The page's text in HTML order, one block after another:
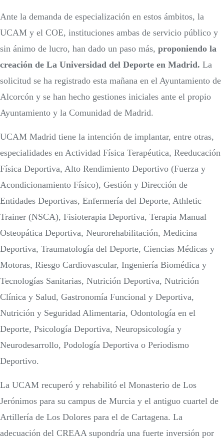
Ante la demanda de especialización en estos ámbitos, la
UCAM y el COE, instituciones ambas de servicio público y
sin ánimo de lucro, han dado un paso más, proponiendo la
creación de La Universidad del Deporte en Madrid. La
solicitud se ha registrado esta mañana en el Ayuntamiento de
Alcorcón y se han hecho gestiones iniciales ante el propio
Ayuntamiento y la Comunidad de Madrid.
UCAM Madrid tiene la intención de implantar, entre otras,
especialidades en Actividad Física Terapéutica, Reeducación
Física Deportiva, Alto Rendimiento Deportivo (Fuerza y
Acondicionamiento Físico), Gestión y Dirección de
Entidades Deportivas, Enfermería del Deporte, Athletic
Trainer (NSCA), Fisioterapia Deportiva, Terapia Manual
Osteopática Deportiva, Neurorehabilitación, Medicina
Deportiva, Traumatología del Deporte, Ciencias Médicas y
Motoras, Riesgo Cardiovascular, Ingeniería Biomédica y
Tecnologías Sanitarias, Nutrición Deportiva, Nutrición
Clínica y Salud, Gastronomía Funcional y Deportiva,
Nutrición y Seguridad Alimentaria, Odontología en el
Deporte, Psicología Deportiva, Neuropsicología y
Neurodesarrollo, Podología Deportiva o Periodismo
Deportivo.
La UCAM recuperó y rehabilitó el Monasterio de Los
Jerónimos para su campus de Murcia y el antiguo cuartel de
Artillería de Los Dolores para el de Cartagena. La
adecuación del CREAA supondría una fuerte inversión por